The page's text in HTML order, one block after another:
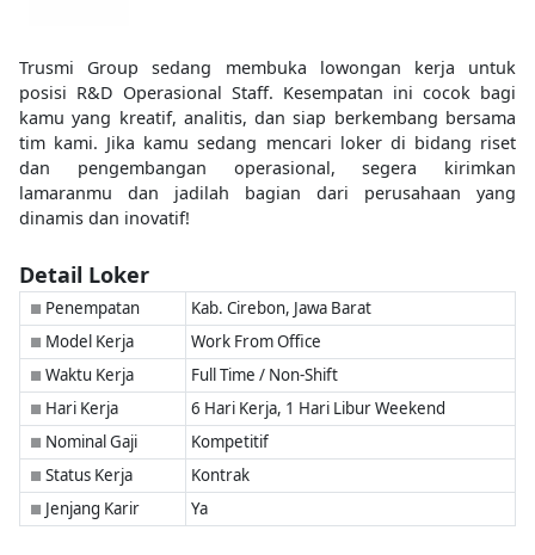
Trusmi Group sedang membuka lowongan kerja untuk
posisi R&D Operasional Staff. Kesempatan ini cocok bagi
kamu yang kreatif, analitis, dan siap berkembang bersama
tim kami. Jika kamu sedang mencari loker di bidang riset
dan pengembangan operasional, segera kirimkan
lamaranmu dan jadilah bagian dari perusahaan yang
dinamis dan inovatif!
Detail Loker
■ Penempatan Kab. Cirebon, Jawa Barat
■ Model Kerja Work From Office
■ Waktu Kerja Full Time / Non-Shift
■ Hari Kerja 6 Hari Kerja, 1 Hari Libur Weekend
■ Nominal Gaji Kompetitif
■ Status Kerja Kontrak
■ Jenjang Karir Ya